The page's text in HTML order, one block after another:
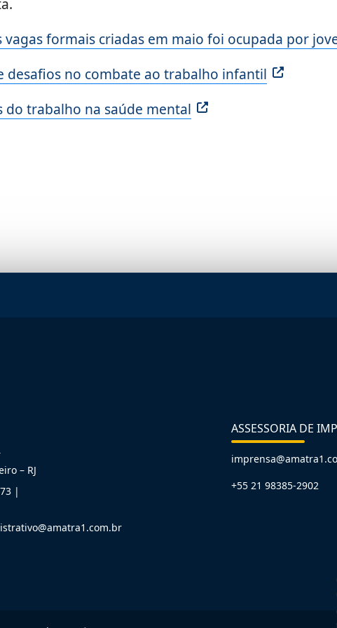
vagas formais criadas em maio foi ocupada por
desafios no combate ao trabalho infantil
do trabalho na saúde mental
– RJ
|
ASSESSORIA DE
+55 21 98385-2902